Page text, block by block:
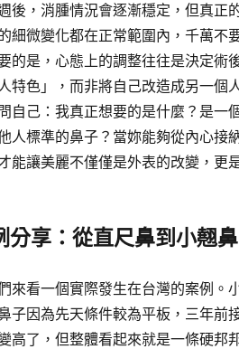
後，消腫情況會逐漸穩定，但真正
細微變化都在正常範圍內，千萬不
的是，心態上的調整往往是決定術
特色」，而非將自己改造成另一個
自己：我真正想要的是什麼？是一
人標準的鼻子？當妳能夠從內心接
能讓美麗不僅僅是外表的改變，更
分享：從直尺鼻到小翹
來看一個實際發生在台灣的案例。
子因為先天條件較為平板，三年前
高了，但整體看起來就是一條硬邦